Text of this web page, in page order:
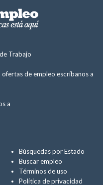
Trabajo
de empleo escríbanos a
a
Búsquedas por Estado
Buscar empleo
Términos de uso
Política de privacidad